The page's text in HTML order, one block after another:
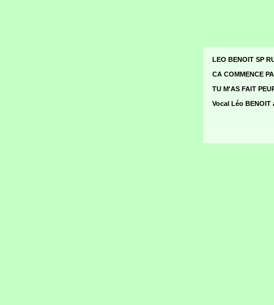
LEO BENOIT SP
CA COMMENCE
TU M'AS FAIT
Vocal Léo